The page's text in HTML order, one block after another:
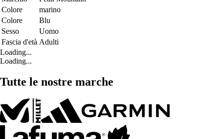
Colore
marino
Colore
Blu
Sesso
Uomo
Fascia d'età Adulti
Loading...
Loading...
Tutte le nostre marche